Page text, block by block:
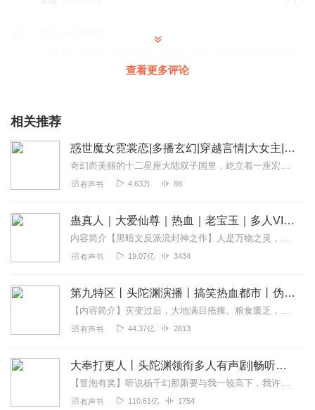
来，没想到可以追更了嘿嘿嘿
查看更多评论
相关推荐
惑世魔女霓裳恋|多播玄幻|穿越言情|大女主|甜宠
奇幻而美丽的十二星座大陆双子国里，屹立着一座宏伟辉煌的皇宫。它的四周笼罩着一层似有似无的保护罩，散发出淡淡的神秘色彩。从远处看去，似一层白色的雾环绕在四周，给人...
有声书 4.63万 88
蛊真人｜大爱仙尊｜热血｜老宝玉｜多人VIP免费有声剧
内容简介【黑暗文反派流封神之作】人是万物之灵，蛊是天地真精。一个穿越者不断重生的故事。一个养蛊、炼蛊、用蛊的奇特世界。配音组（男角色）老宝玉旁白...
有声书 19.07亿 3434
第九特区丨头陀渊演播丨搞笑热血都市丨伪戒丨VIP免费多人有声剧
【内容简介】灾变过后，大地满目疮痍。粮食匮乏，资源紧俏，局势混乱……一位从待规划区杀出来的青年，背对着漫天黄沙，孤身来到九区谋生，却不曾想偶然结识三五好友，一念...
有声书 44.37亿 2813
大奉打更人丨头陀渊领衔多人有声剧|畅听全集|王鹤棣、田曦薇主演影视剧原著|卖报小郎君
【冒泡有奖】听说杨千幻那厮要与我一较高下，我许七安要开始装叉了！快进入声音播放页戳下方输入框，冒个泡偷偷告诉我，我要用哪些诗词才能胜过他？说得好的，有赏！202...
有声书 110.61亿 1754